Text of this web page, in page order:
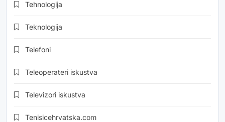
Tehnologija
Teknologija
Telefoni
Teleoperateri iskustva
Televizori iskustva
Tenisicehrvatska.com